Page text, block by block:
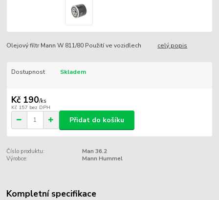
Olejový filtr Mann W 811/80 Použití ve vozidlech celý popis
Dostupnost Skladem
Kč 190/ks
Kč 157 bez DPH
Přidat do košíku
Číslo produktu:
Man 36.2
Výrobce:
Mann Hummel
Kompletní specifikace